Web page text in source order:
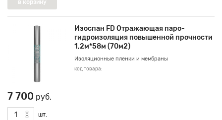
Изоспан FD Отражающая паро-
гидроизоляция повышенной прочности
1,2м*58м (70м2)
Изоляционные пленки и мембраны
код товара:
7 700 руб.
шт.